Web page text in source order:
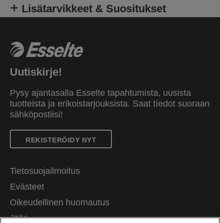
Lisätarvikkeet & Suositukset
Uutiskirje!
Pysy ajantasalla Esselte tapahtumista, uusista
tuotteista ja erikoistarjouksista. Saat tíedot suoraan
sähköpostiisi!
REKISTERÖIDY NYT
Tietosuojailmoitus
Evästeet
Oikeudellinen huomautus
Jälki